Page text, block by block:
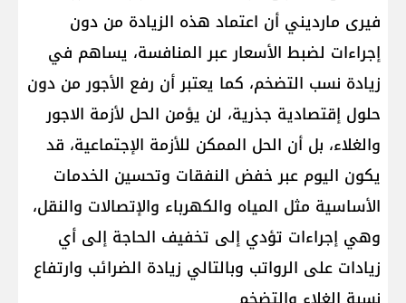
فيرى مارديني أن اعتماد هذه الزيادة من دون
إجراءات لضبط الأسعار عبر المنافسة، يساهم في
زيادة نسب التضخم، كما يعتبر أن رفع الأجور من دون
حلول إقتصادية جذرية، لن يؤمن الحل لأزمة الاجور
والغلاء، بل أن الحل الممكن للأزمة الإجتماعية، قد
يكون اليوم عبر خفض النفقات وتحسين الخدمات
الأساسية مثل المياه والكهرباء والإتصالات والنقل،
وهي إجراءات تؤدي إلى تخفيف الحاجة إلى أي
زيادات على الرواتب وبالتالي زيادة الضرائب وارتفاع